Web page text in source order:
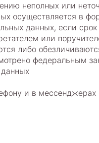
неполных или
осуществляется в
данных, если
или
либо
федеральным
и в мессенджерах